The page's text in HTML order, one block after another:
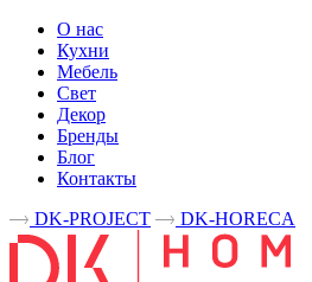
О нас
Кухни
Мебель
Свет
Декор
Бренды
Блог
Контакты
DK-PROJECT
DK-HORECA